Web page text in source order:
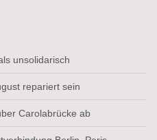
unsolidarisch
repariert sein
Carolabrücke ab